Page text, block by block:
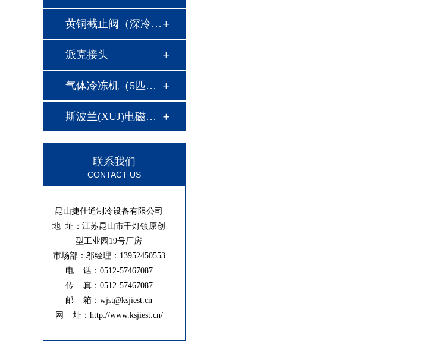
黄铜截止阀（深冷专…
派克接头
气体冷冻机（5匹，…
斯波兰(XUJ)电磁阀…
联系我们
CONTACT US
昆山捷仕通制冷设备有限公司
地 址：江苏昆山市千灯镇原创
型工业园19号厂房
市场部：邬经理：13952450553
电 话：0512-57467087
传 真：0512-57467087
邮 箱：wjst@ksjiest.cn
网 址：http://www.ksjiest.cn/